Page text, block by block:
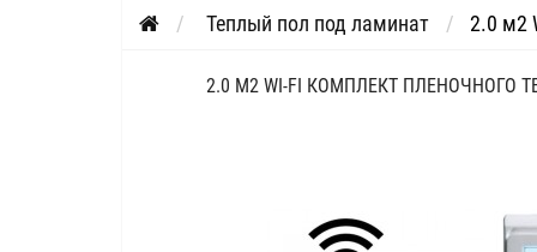
Теплый пол под ламинат 2.0 м2
2.0 М2 WI-FI КОМПЛЕКТ ПЛЕНОЧНОГО